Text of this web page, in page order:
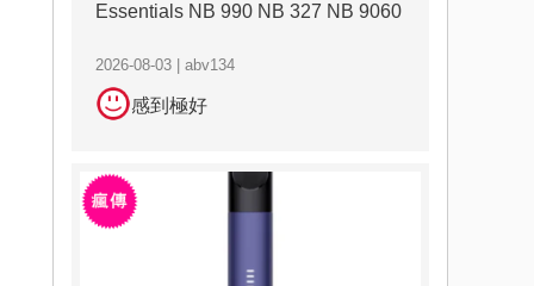
Essentials NB 990 NB 327 NB 9060
2026-08-03 | abv134
感到極好